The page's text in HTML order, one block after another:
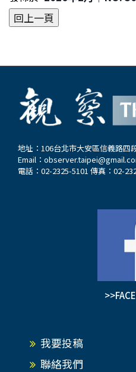
地址：106台北市大安區信義路四
Email：
電話：02-2325-5101 傳真：02-
我要投稿
聯絡我們